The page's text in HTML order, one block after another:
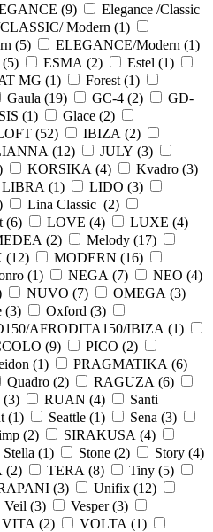
(9)
Elegance /Classic
Modern (1)
(5) ELEGANCE/Modern (1)
(5) ESMA (2) Estel (1)
MG (1) Forest (1)
Gaula (19) GC-4 (2)
GD-
(1) Glace (2)
(52) IBIZA (2)
(12) JULY (3)
KORSIKA (4) Kvadro (3)
LIBRA (1) LIDO (3)
Lina Classic (2)
(6) LOVE (4) LUXE (4)
(2) Melody (17)
(12) MODERN (16)
(1) NEGA (7) NEO (4)
NUVO (7) OMEGA (3)
(3) Oxford (3)
AFRODITA150/IBIZA (1)
(9) PICO (2)
(1) PRAGMATIKA (6)
Quadro (2) RAGUZA (6)
(3) RUAN (4)
Santi
(1) Seattle (1) Sena (3)
(2) SIRAKUSA (4)
Stella (1) Stone (2) Story (4)
(2) TERA (8) Tiny (5)
(3) Unifix (12)
Veil (3) Vesper (3)
VITA (2) VOLTA (1)